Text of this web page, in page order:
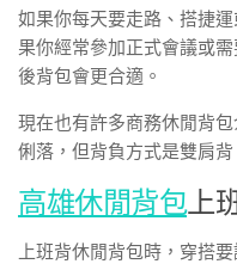
如果你每天要走路、搭捷
果你經常參加正式會議或
後背包會更合適。
現在也有許多商務休閒背
俐落，但背負方式是雙肩
高雄休閒背包上
上班背休閒背包時，穿搭